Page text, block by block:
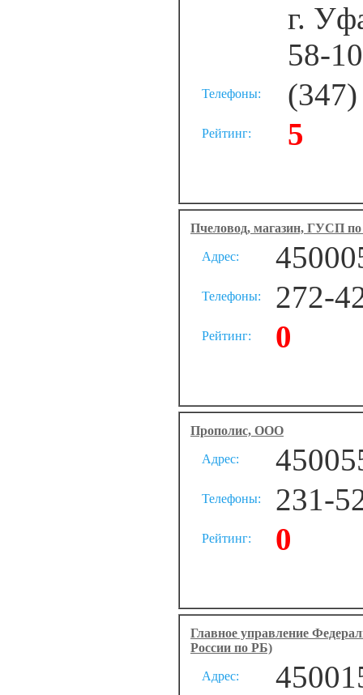
г.
58-
Телефоны:
Рейтинг: 5
Пчеловод, магазин, ГУСП
Адрес:
Телефоны: 272-
Рейтинг: 0
Прополис, ООО
Адрес:
Телефоны: 231-
Рейтинг: 0
Главное управление
России по РБ)
Адрес: